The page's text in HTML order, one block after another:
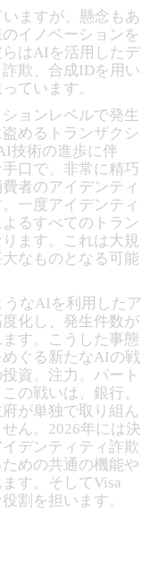
ますが、懸念もあ
イノベーションを
はAIを活用したデ
欺、合成IDを用い
ています。
ョンレベルで発生
めるトランザクシ
技術の進歩に伴
口で、非常に精巧
者のアイデンティ
一度アイデンティ
るすべてのトラン
ます。これは大規
なものとなる可能
なAIを利用したア
化し、発生件数が
す。こうした事態
ぐる新たなAIの戦
資、注力、パート
の戦いは、銀行、
が単独で取り組ん
ん。2026年には決
デンティティ詐欺
めの共通の機能や
す。そしてVisa
割を担います。